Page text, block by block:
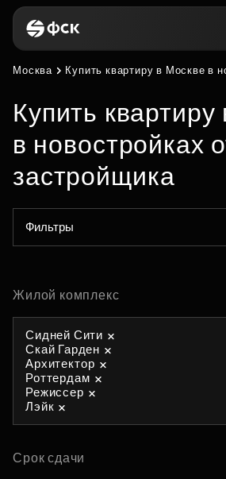
Москва Купить квартиру в Москве в
Купить
в новостройках
застройщика
Фильтры
Жилой комплекс
Сидней Сити
Скай Гарден
Архитектор
Роттердам
Режиссер
Лэйк
Срок сдачи